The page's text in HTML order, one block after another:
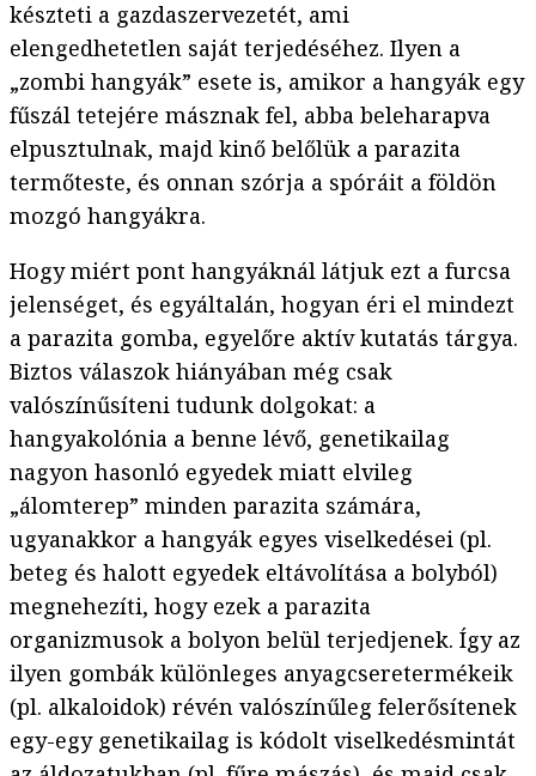
készteti a gazdaszervezetét, ami
elengedhetetlen saját terjedéséhez. Ilyen a
„zombi hangyák” esete is, amikor a hangyák egy
fűszál tetejére másznak fel, abba beleharapva
elpusztulnak, majd kinő belőlük a parazita
termőteste, és onnan szórja a spóráit a földön
mozgó hangyákra.
Hogy miért pont hangyáknál látjuk ezt a furcsa
jelenséget, és egyáltalán, hogyan éri el mindezt
a parazita gomba, egyelőre aktív kutatás tárgya.
Biztos válaszok hiányában még csak
valószínűsíteni tudunk dolgokat: a
hangyakolónia a benne lévő, genetikailag
nagyon hasonló egyedek miatt elvileg
„álomterep” minden parazita számára,
ugyanakkor a hangyák egyes viselkedései (pl.
beteg és halott egyedek eltávolítása a bolyból)
megnehezíti, hogy ezek a parazita
organizmusok a bolyon belül terjedjenek. Így az
ilyen gombák különleges anyagcseretermékeik
(pl. alkaloidok) révén valószínűleg felerősítenek
egy-egy genetikailag is kódolt viselkedésmintát